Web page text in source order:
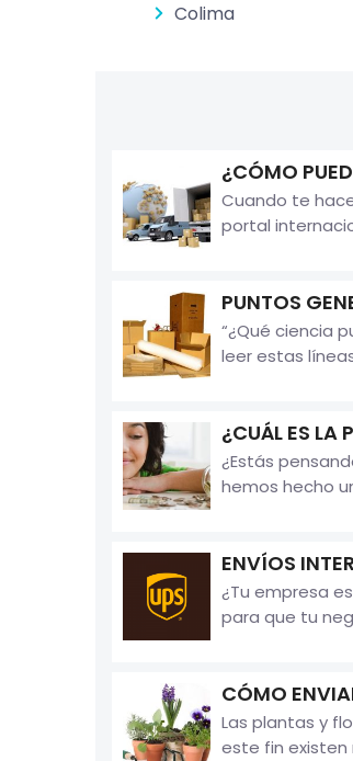
Colima
¿CÓMO
Cuando te
portal
PUNTOS
“¿Qué ciencia
leer estas
¿CUÁL ES LA
¿Estás
hemos hecho
ENVÍOS
¿Tu empresa
para que tu
CÓMO
Las plantas y
este fin existen